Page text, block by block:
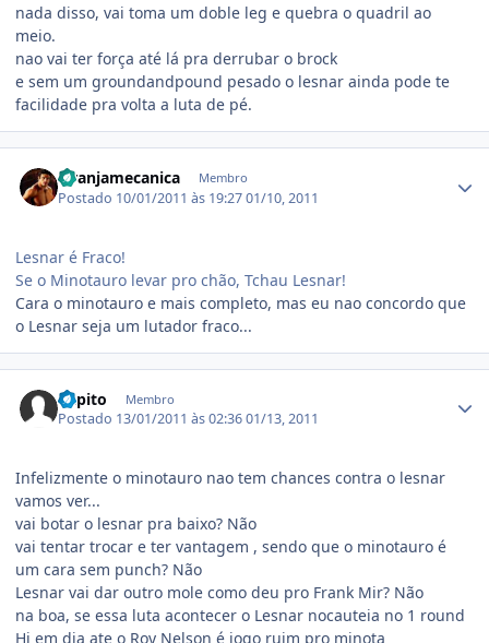
nada disso, vai toma um doble leg e quebra o quadril ao
meio.
nao vai ter força até lá pra derrubar o brock
e sem um groundandpound pesado o lesnar ainda pode te
facilidade pra volta a luta de pé.
laranjamecanica Membro
Postado 10/01/2011 às 19:2701/10, 2011
Lesnar é Fraco!
Se o Minotauro levar pro chão, Tchau Lesnar!
Cara o minotauro e mais completo, mas eu nao concordo que
o Lesnar seja um lutador fraco...
Papito Membro
Postado 13/01/2011 às 02:3601/13, 2011
Infelizmente o minotauro nao tem chances contra o lesnar
vamos ver...
vai botar o lesnar pra baixo? Não
vai tentar trocar e ter vantagem , sendo que o minotauro é
um cara sem punch? Não
Lesnar vai dar outro mole como deu pro Frank Mir? Não
na boa, se essa luta acontecer o Lesnar nocauteia no 1 round
Hj em dia ate o Roy Nelson é jogo ruim pro minota